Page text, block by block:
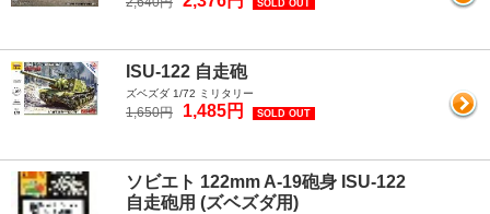
SOLD OUT
ISU-122 自走砲
ズベズダ 1/72 ミリタリー
1,650円 1,485円 SOLD OUT
ソビエト 122mm A-19砲身 ISU-122
自走砲用 (ズベズダ用)